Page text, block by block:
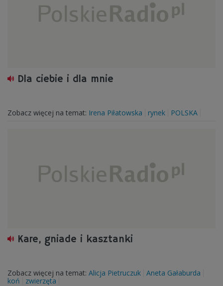
Dla ciebie i dla mnie
Zobacz więcej na temat: Irena Piłatowska rynek POLSKA
Kare, gniade i kasztanki
Zobacz więcej na temat: Alicja Pietruczuk Aneta Gałaburda
koń
zwierzęta